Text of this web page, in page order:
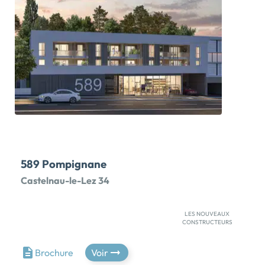
architecture contemporaine soignée. Appartements
neufs du 2 au 4 pièces avec loggia, dont certains à
double orientation. Programme RT 2012 avec jardin
collectif et parking privatif en sous-sol. Quartier des
Beaux-Arts très prisé pour son esprit village, ses
commodités, ses équipements culturels et sportifs,
ainsi que ses établissements scolaires jusqu'au lycée.
Esplanade Charles-de-Gaulle à 400 m. Arrêts […] Voir
le programme immobilier neuf >>
589 Pompignane
Castelnau-le-Lez 34
LES NOUVEAUX
CONSTRUCTEURS
OFFERTS*TRAVAUX EN COURS - Devenez propriétaire
aux portes de Montpellier, à proximité des rives
Brochure Voir